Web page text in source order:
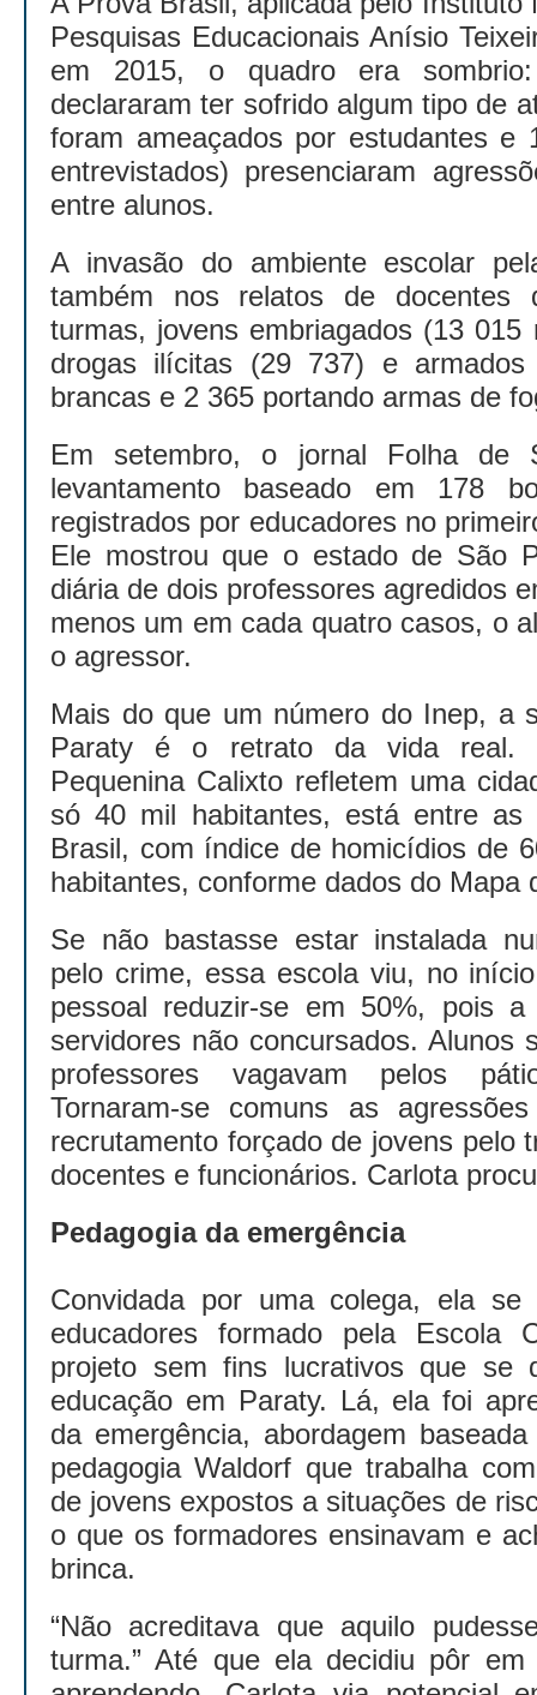
Pesquisas Educacionais Anísio
em 2015, o quadro era
declararam ter sofrido algum tipo de
foram ameaçados por estudantes e
entrevistados) presenciaram
entre alunos.
A invasão do ambiente escolar
também nos relatos de docentes
turmas, jovens embriagados (13
drogas ilícitas (29 737) e
brancas e 2 365 portando armas de
Em setembro, o jornal Folha de
levantamento baseado em 178
registrados por educadores no
Ele mostrou que o estado de São
diária de dois professores agredidos
menos um em cada quatro casos, o
o agressor.
Mais do que um número do Inep, a
Paraty é o retrato da vida real.
Pequenina Calixto refletem uma
só 40 mil habitantes, está entre as
Brasil, com índice de homicídios de
habitantes, conforme dados do Mapa
Se não bastasse estar instalada
pelo crime, essa escola viu, no
pessoal reduzir-se em 50%, pois
servidores não concursados. Alunos
professores vagavam pelos
Tornaram-se comuns as
recrutamento forçado de jovens pelo
docentes e funcionários. Carlota
Pedagogia da emergência
Convidada por uma colega, ela
educadores formado pela Escola
projeto sem fins lucrativos que se
educação em Paraty. Lá, ela foi
da emergência, abordagem
pedagogia Waldorf que trabalha
de jovens expostos a situações de
o que os formadores ensinavam e
brinca.
“Não acreditava que aquilo
turma.” Até que ela decidiu pôr